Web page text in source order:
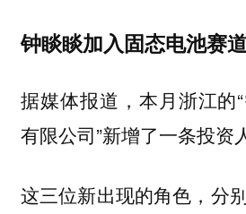
钟睒睒加入固态电池赛
据媒体报道，本月浙江的
有限公司”新增了一条投资
这三位新出现的角色，分